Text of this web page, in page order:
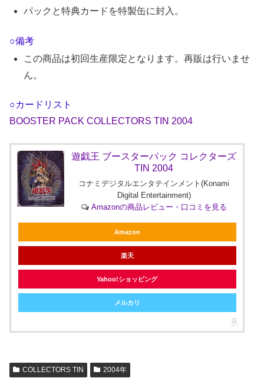
パックと特典カードを特製缶に封入。
○備考
この商品は初回生産限定となります。再販は行いませ
ん。
○カードリスト
BOOSTER PACK COLLECTORS TIN 2004
遊戯王 ブースターパック コレクターズ
TIN 2004
コナミデジタルエンタテインメント(Konami
Digital Entertainment)
Amazonの商品レビュー・口コミを見る
Amazon
楽天
Yahoo!ショッピング
メルカリ
COLLECTORS TIN 2004年